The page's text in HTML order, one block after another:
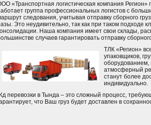
«Транспортная логистическая компания Регион»
группа профессиональных логистов с
следования, учитывая отправку сборного
Это неудивительно, так как при таком подходе
Наша компания имеет свои склады,
случаев гарантировать отправку
ТЛК «Регион»
упаковщиков,
оборудованием,
атмосферный
станут более
индивидуально.
перевозки в Тында – это сложный процесс,
что Ваш груз будет доставлен в